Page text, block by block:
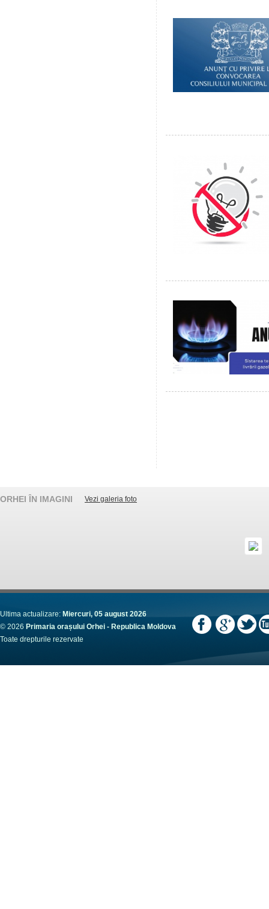
ORHEI ÎN IMAGINI Vezi galeria foto
Ultima actualizare: Miercuri, 05 august 2026
© 2026 Primaria orașului Orhei - Republica Moldova
Toate drepturile rezervate